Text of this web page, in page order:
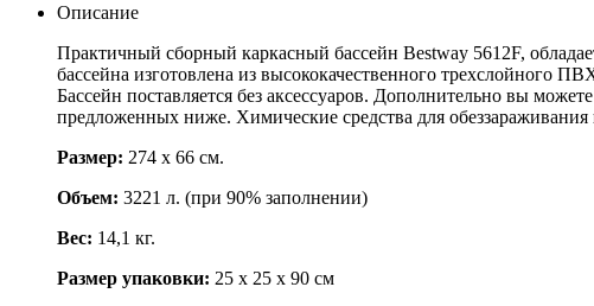
Описание
Практичный сборный каркасный бассейн Bestway 5612F,
бассейна изготовлена из высококачественного трехслойного
Бассейн поставляется без аксессуаров. Дополнительно вы
предложенных ниже. Химические средства для
Размер: 274 х 66 см.
Объем: 3221 л. (при 90% заполнении)
Вес: 14,1 кг.
Размер упаковки: 25 х 25 х 90 см